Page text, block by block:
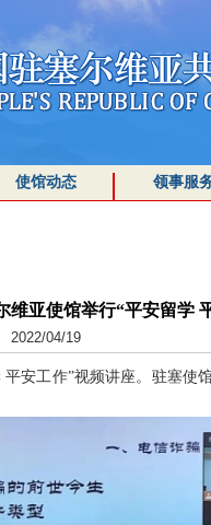
使馆动态 领事服
亚使馆举行“平安留学
2022/04/19
安工作”视频讲座。驻塞使